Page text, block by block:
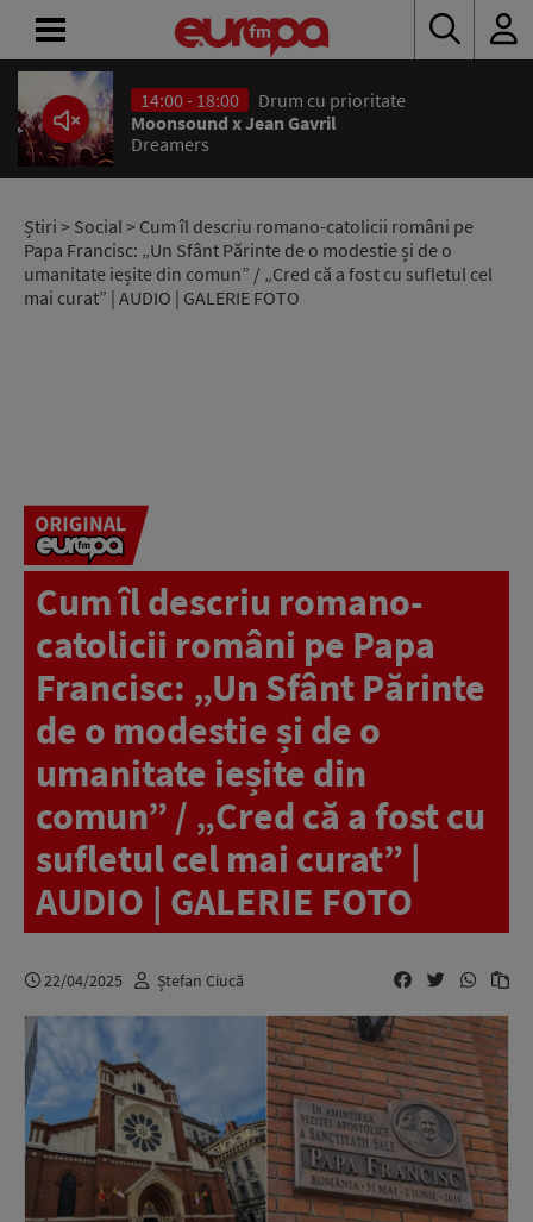
14:00 - 18:00
Drum cu prioritate
Moonsound x Jean Gavril
Dreamers
Știri > Social> Cum îl descriu romano-catolicii români pe
Papa Francisc: „Un Sfânt Părinte de o modestie și de o
umanitate ieșite din comun” / „Cred că a fost cu sufletul cel
mai curat” | AUDIO | GALERIE FOTO
Cum îl descriu romano-
catolicii români pe Papa
Francisc: „Un Sfânt Părinte
de o modestie și de o
umanitate ieșite din
comun” / „Cred că a fost cu
sufletul cel mai curat” |
AUDIO | GALERIE FOTO
22/04/2025 Ștefan Ciucă
ACASĂ
ȘTIRI
RADIO
CONCURSURI